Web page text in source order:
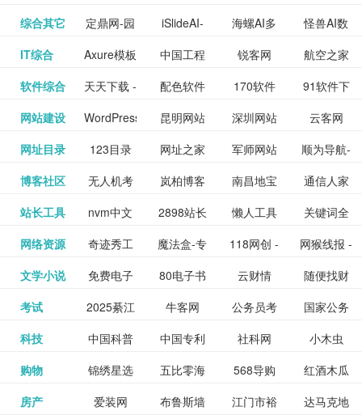
全 频
包括上映
影片的影
讯查询及
购票服
务。你可
和看过的
电影电视
_www.sanmao.com.cn_
素材免费
图库
nas论
坛|nas1.cn|nas1|nas
流社区
文写作-AI
毕业设计-
PPT模板
生成
作 - 国内
领先的AI
图片、文
案创作平
讯飞星火-
懂我的AI
助手
更多>>
综合其它 定鼎网-园
林景观建
筑室内设
iSlideAI-
一键生成
PPT模板
海螺AI多
模态大语
言模型
怪兽AI数
字人
九章开物 更多>>
IT综合 Axure模板
网
中国工程
科技知识
中心
锐客网
航空之家
牛品汇
更多>>
软件综合 天天下载 -
绿色精品
软件应用
配色软件
园
170软件
下载站
91软件下
载
yx12345
下载站
更多>>
网站建设 WordPress
主题模板
下载_爱主
昆明网站
建设
深圳网站
建设
云客网
SEO众包
服务平台
深圳网站
建设
更多>>
网址目录 123目录
网
网址之家 军师网站
目录网址
大全
顺为导航-
办公运营
工具导航
易推分类
目录网
更多>>
博客社区 无人机考
证资讯网
岚柏博客 南昌地宝
网_南昌论
坛
通信人家
园
精易论坛 更多>>
站长工具 nvm中文
网
2898站长
资源平台
懒人工具 关键词全
网指数查
询
SEO工具
- 站长之家
更多>>
网络资源 奇迹秀工
具箱-设计
师必备设
魔法盒-专
业的游戏
动画特效
118网创 -
创业项目
资源分享
网猴线报 -
一个简单
且纯粹的
线报酷 -
专注线报
活动
更多>>
文学小说 免费电子
书下载
网,txt小说
80电子书
_八零电子
书_80txt_
云财情 随便找财
经网
钱如故 更多>>
考试 2025綦江
区中考志
愿填报系
牛客网 公务员考
试-中公教
育网
国家公务
员局
公务员考
试信息网
更多>>
科技 中国科普
博览
中国专利
信息网
社科网
小木虫
中国科学
院
更多>>
购物 锦绣星选
海淘
五比零海
淘网
568导购
网
红酒木瓜
靓汤官网
淘宝 更多>>
房产 爱装网 布鲁斯墙 江门市裕 达马克地